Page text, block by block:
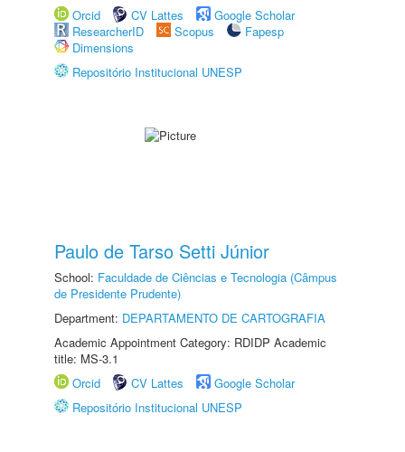
Orcid
CV Lattes
Google Scholar
ResearcherID
Scopus
Fapesp
Dimensions
Repositório Institucional UNESP
Paulo de Tarso Setti Júnior
School: Faculdade de Ciências e Tecnologia (Câmpus
de Presidente Prudente)
Department: DEPARTAMENTO DE CARTOGRAFIA
Academic Appointment Category: RDIDP Academic
title: MS-3.1
Orcid
CV Lattes
Google Scholar
Repositório Institucional UNESP